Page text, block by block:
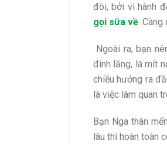
đòi, bởi vì hành
gọi sữa về. Càng
Ngoài ra, bạn
đinh lăng, lá mít
chiều hướng ra
là việc làm quan
Bạn Nga thân
lâu thì hoàn toàn